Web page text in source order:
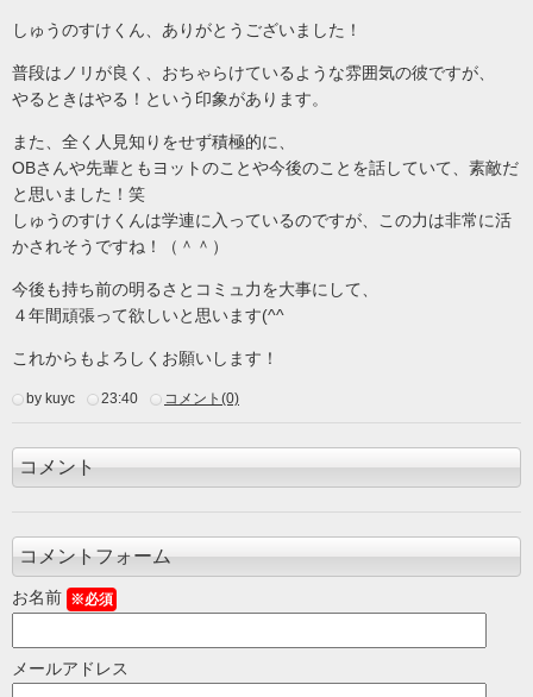
しゅうのすけくん、ありがとうございました！
普段はノリが良く、おちゃらけているような雰囲気の彼ですが、
やるときはやる！という印象があります。
また、全く人見知りをせず積極的に、
OBさんや先輩ともヨットのことや今後のことを話していて、素敵だ
と思いました！笑
しゅうのすけくんは学連に入っているのですが、この力は非常に活
かされそうですね！（＾＾）
今後も持ち前の明るさとコミュ力を大事にして、
４年間頑張って欲しいと思います(^^
これからもよろしくお願いします！
by kuyc 23:40 コメント(0)
コメント
コメントフォーム
お名前 ※必須
メールアドレス